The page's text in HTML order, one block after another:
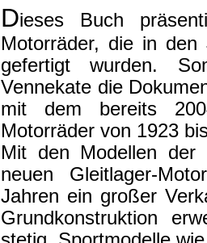
Dieses Buch
Motorräder, die in
gefertigt wurden.
Vennekate die
mit dem bereits
Motorräder von 1923
Mit den Modellen der
neuen Gleitlager-
Jahren ein großer
Grundkonstruktion